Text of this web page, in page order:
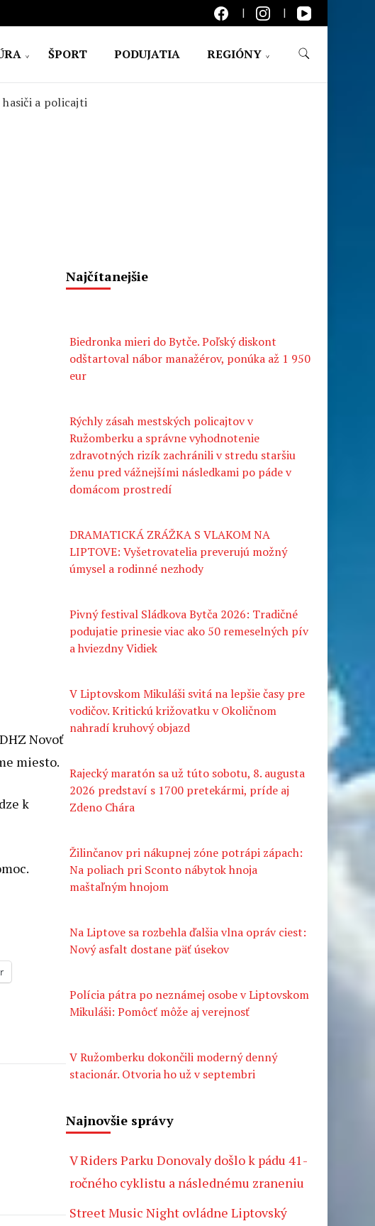
ŠPORT PODUJATIA REGIÓNY
hasiči a policajti
Novoť
miesto.
k
Najčítanejšie
Biedronka mieri do Bytče. Poľský diskont
odštartoval nábor manažérov, ponúka až 1 950
eur
Rýchly zásah mestských policajtov v
Ružomberku a správne vyhodnotenie
zdravotných rizík zachránili v stredu staršiu
ženu pred vážnejšími následkami po páde v
domácom prostredí
DRAMATICKÁ ZRÁŽKA S VLAKOM NA
LIPTOVE: Vyšetrovatelia preverujú možný
úmysel a rodinné nezhody
Pivný festival Sládkova Bytča 2026: Tradičné
podujatie prinesie viac ako 50 remeselných pív
a hviezdny Vidiek
V Liptovskom Mikuláši svitá na lepšie časy pre
vodičov. Kritickú križovatku v Okoličnom
nahradí kruhový objazd
Rajecký maratón sa už túto sobotu, 8. augusta
2026 predstaví s 1700 pretekármi, príde aj
Zdeno Chára
Žilinčanov pri nákupnej zóne potrápi zápach:
Na poliach pri Sconto nábytok hnoja
maštaľným hnojom
Na Liptove sa rozbehla ďalšia vlna opráv ciest:
Nový asfalt dostane päť úsekov
Polícia pátra po neznámej osobe v Liptovskom
Mikuláši: Pomôcť môže aj verejnosť
V Ružomberku dokončili moderný denný
stacionár. Otvoria ho už v septembri
Najnovšie správy
V Riders Parku Donovaly došlo k pádu 41-
ročného cyklistu a následnému zraneniu
Street Music Night ovládne Liptovský